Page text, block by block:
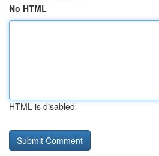
No HTML
HTML is disabled